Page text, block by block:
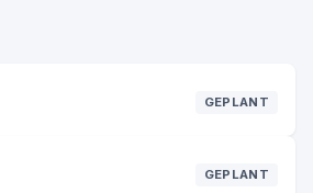
GEPLANT
GEPLANT